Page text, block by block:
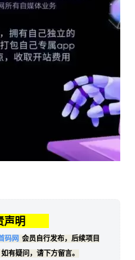
声明
码网 会员自行发布，后续项目
有疑问，请下方留言。